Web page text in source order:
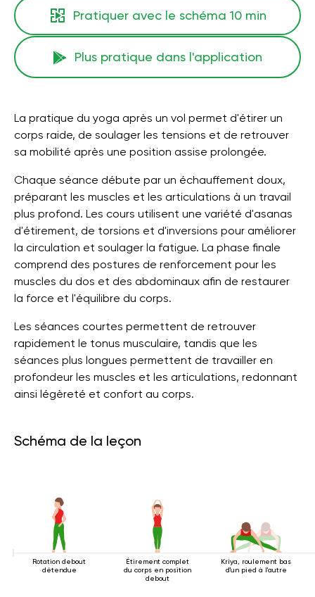
Pratiquer avec le schéma 10 min
Plus pratique dans l'application
La pratique du yoga après un vol permet d'étirer un
corps raide, de soulager les tensions et de retrouver
sa mobilité après une position assise prolongée.
Chaque séance débute par un échauffement doux,
préparant les muscles et les articulations à un travail
plus profond. Les cours utilisent une variété d'asanas
d'étirement, de torsions et d'inversions pour améliorer
la circulation et soulager la fatigue. La phase finale
comprend des postures de renforcement pour les
muscles du dos et des abdominaux afin de restaurer
la force et l'équilibre du corps.
Les séances courtes permettent de retrouver
rapidement le tonus musculaire, tandis que les
séances plus longues permettent de travailler en
profondeur les muscles et les articulations, redonnant
ainsi légèreté et confort au corps.
Schéma de la leçon
Rotation debout
détendue
Étirement complet
du corps en position
debout
Kriya, roulement bas
d'un pied à l'autre